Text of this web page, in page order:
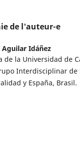
de l'auteur-e
Aguilar Idáñez
de la Universidad de
Interdisciplinar
y España, Brasil.